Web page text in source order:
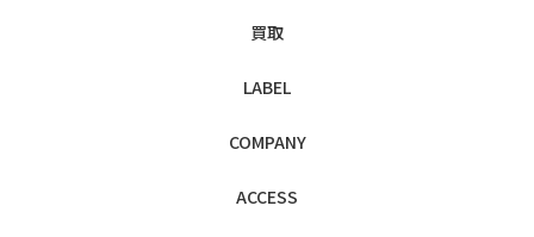
買取
LABEL
COMPANY
ACCESS